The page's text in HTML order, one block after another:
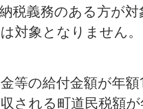
税義務のある方が
対象となりません。
等の給付金額が年
される町道民税額